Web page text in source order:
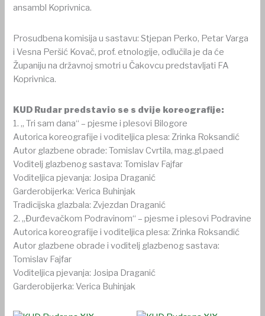
ansambl Koprivnica.
Prosudbena komisija u sastavu: Stjepan Perko, Petar Varga
i Vesna Peršić Kovač, prof. etnologije, odlučila je da će
Županiju na državnoj smotri u Čakovcu predstavljati FA
Koprivnica.
KUD Rudar predstavio se s dvije koreografije:
1. „ Tri sam dana“ – pjesme i plesovi Bilogore
Autorica koreografije i voditeljica plesa: Zrinka Roksandić
Autor glazbene obrade: Tomislav Cvrtila, mag.gl.paed
Voditelj glazbenog sastava: Tomislav Fajfar
Voditeljica pjevanja: Josipa Draganić
Garderobijerka: Verica Buhinjak
Tradicijska glazbala: Zvjezdan Draganić
2. „Đurđevačkom Podravinom“ – pjesme i plesovi Podravine
Autorica koreografije i voditeljica plesa: Zrinka Roksandić
Autor glazbene obrade i voditelj glazbenog sastava:
Tomislav Fajfar
Voditeljica pjevanja: Josipa Draganić
Garderobijerka: Verica Buhinjak